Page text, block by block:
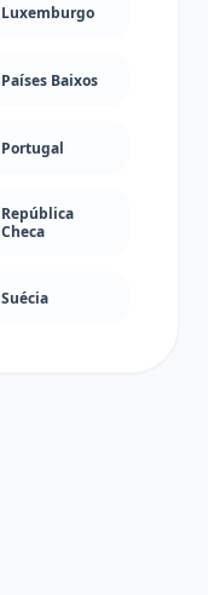
Luxemburgo
Países Baixos
Portugal
República
Checa
Suécia